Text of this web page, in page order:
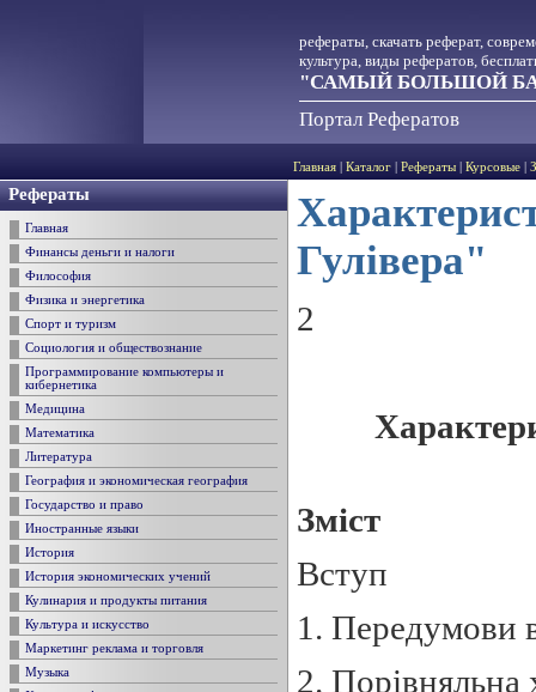
рефераты, скачать реферат,
культура, виды рефератов,
"САМЫЙ БОЛЬШОЙ
Портал Рефератов
Главная Каталог Рефераты Курсовые
Рефераты
Главная
Финансы деньги и налоги
Философия
Физика и энергетика
Спорт и туризм
Социология и обществознание
Программирование компьютеры и
кибернетика
Медицина
Математика
Литература
География и экономическая география
Государство и право
Иностранные языки
История
История экономических учений
Кулинария и продукты питания
Культура и искусство
Маркетинг реклама и торговля
Музыка
Гулівера"
2
Зміст
Вступ
1. Передумови
2. Порівняльна